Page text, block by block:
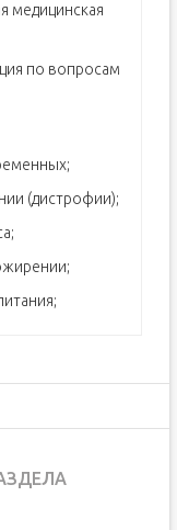
медицинская
по вопросам
(дистрофии);